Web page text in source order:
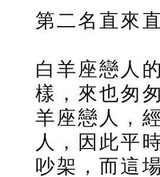
第二名直來
白羊座戀人
樣，來也匆
羊座戀人，
人，因此平
吵架，而這